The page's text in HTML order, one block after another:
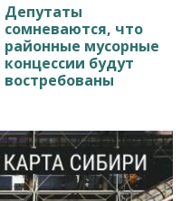
Депутаты
сомневаются, что
районные мусорные
концессии будут
востребованы